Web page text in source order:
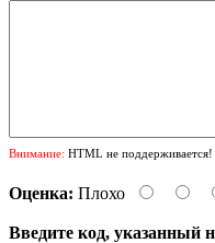
Внимание: HTML не поддерживается!
Оценка: Плохо
Введите код, указанный